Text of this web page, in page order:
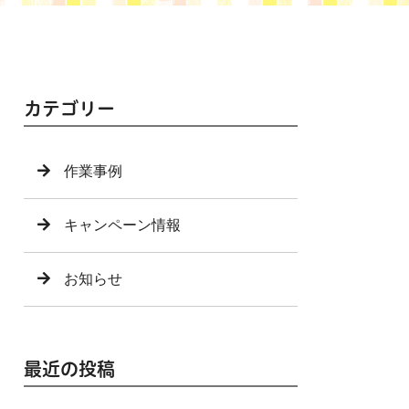
カテゴリー
作業事例
キャンペーン情報
お知らせ
最近の投稿